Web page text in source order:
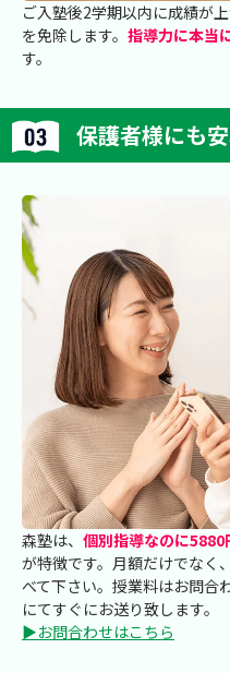
ご入塾後2学期以内に成績が
を免除します。 指導力に本当
す。
保護者様にも
森塾は、 個別指導なのに5880
が特徴です。月額だけでなく
べて下さい。授業料はお問合
にてすぐにお送り致します。
▶お問合わせはこちら